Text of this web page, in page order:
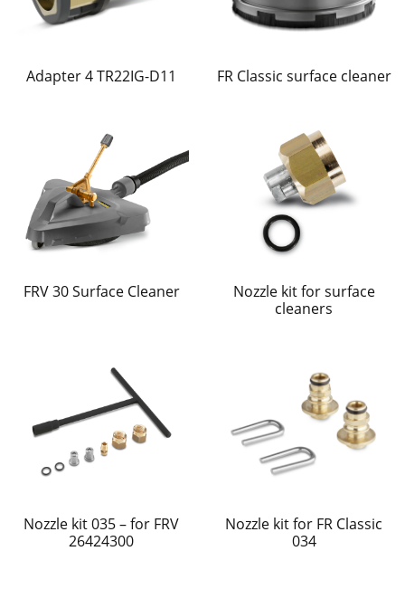
Adapter 4 TR22IG-D11 FR Classic surface cleaner
FRV 30 Surface Cleaner
Nozzle kit for surface
cleaners
Nozzle kit 035 – for FRV
26424300
Nozzle kit for FR Classic
034